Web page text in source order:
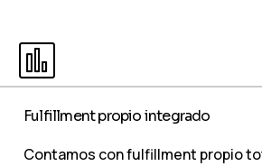
Fulfillment propio integrado
Contamos con fulfillment propio